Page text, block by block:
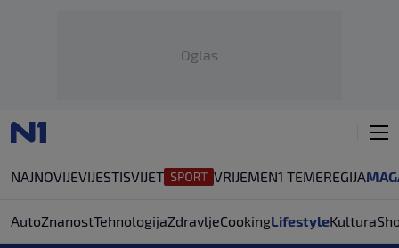
Oglas
NAJNOVIJEVIJESTISVIJET VRIJEMEN1 TEMEREGIJA
AutoZnanostTehnologijaZdravljeCookingLifestyleKultura